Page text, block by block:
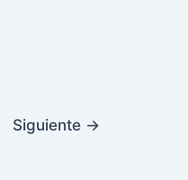
Siguiente →